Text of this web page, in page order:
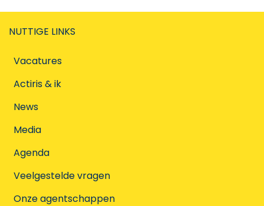
NUTTIGE LINKS
Vacatures
Actiris & ik
News
Media
Agenda
Veelgestelde vragen
Onze agentschappen